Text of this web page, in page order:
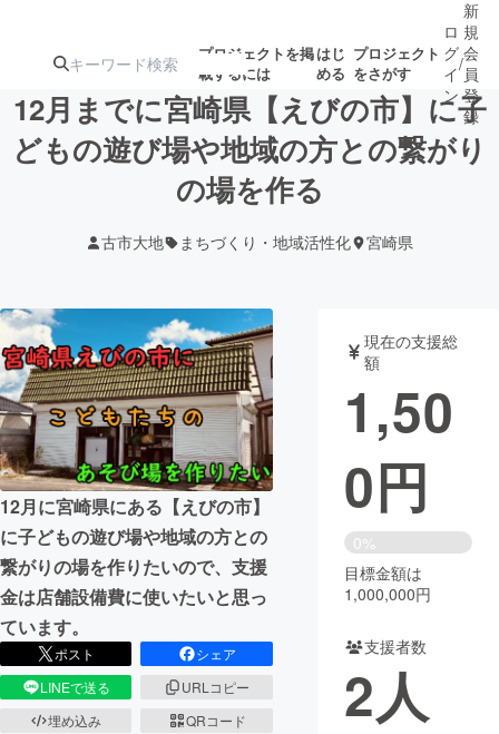
プロジェクトを掲
載するには
はじ
める
プロジェクト
をさがす
注目の新着プロ募集終了が近いプ
テクノロジー・ガジェット
映像・映画 書籍・雑誌
ビジネス・起業 チャレンジ
まちづくり・地域活性化
CAMPFIRE for Social Good
CAMPFIRE Creation
CAMPFIREふるさと納税machi-ya コミュニティ
ロ
グ
イ
ン
/
新
規
会
員
登
録
12月までに宮崎県【えびの市】に子
どもの遊び場や地域の方との繋がり
の場を作る
古市大地 まちづくり・地域活性化 宮崎県
12月に宮崎県にある【えびの市】
に子どもの遊び場や地域の方との
繋がりの場を作りたいので、支援
金は店舗設備費に使いたいと思っ
ています。
ポスト
シェア
LINEで送る
URLコピー
埋め込み
QRコード
現在の支援総
額
1,50
0円
0%
目標金額は
1,000,000円
支援者数
2人